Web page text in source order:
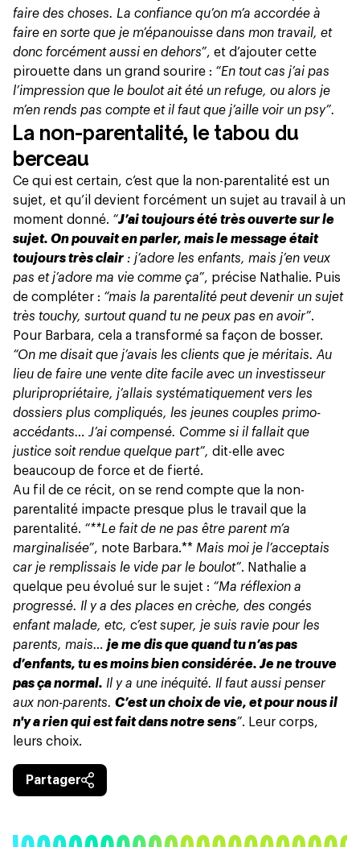
faire des choses. La confiance qu’on m’a accordée à
faire en sorte que je m’épanouisse dans mon travail, et
donc forcément aussi en dehors”, et d’ajouter cette
pirouette dans un grand sourire : “En tout cas j’ai pas
l’impression que le boulot ait été un refuge, ou alors je
m’en rends pas compte et il faut que j’aille voir un psy”.
La non-parentalité, le tabou du
berceau
Ce qui est certain, c’est que la non-parentalité est un
sujet, et qu’il devient forcément un sujet au travail à un
moment donné. “J’ai toujours été très ouverte sur le
sujet. On pouvait en parler, mais le message était
toujours très clair : j’adore les enfants, mais j’en veux
pas et j’adore ma vie comme ça”, précise Nathalie. Puis
de compléter : “mais la parentalité peut devenir un sujet
très touchy, surtout quand tu ne peux pas en avoir”.
Pour Barbara, cela a transformé sa façon de bosser.
“On me disait que j’avais les clients que je méritais. Au
lieu de faire une vente dite facile avec un investisseur
pluripropriétaire, j’allais systématiquement vers les
dossiers plus compliqués, les jeunes couples primo-
accédants… J’ai compensé. Comme si il fallait que
justice soit rendue quelque part”, dit-elle avec
beaucoup de force et de fierté.
Au fil de ce récit, on se rend compte que la non-
parentalité impacte presque plus le travail que la
parentalité. “**Le fait de ne pas être parent m’a
marginalisée”, note Barbara.** Mais moi je l’acceptais
car je remplissais le vide par le boulot”. Nathalie a
quelque peu évolué sur le sujet : “Ma réflexion a
progressé. Il y a des places en crèche, des congés
enfant malade, etc, c’est super, je suis ravie pour les
parents, mais… je me dis que quand tu n’as pas
d’enfants, tu es moins bien considérée. Je ne trouve
pas ça normal. Il y a une inéquité. Il faut aussi penser
aux non-parents. C’est un choix de vie, et pour nous il
n'y a rien qui est fait dans notre sens”. Leur corps,
leurs choix.
Partager